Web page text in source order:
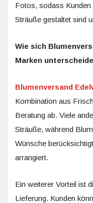
Fotos, sodass Kunden
Sträuße gestaltet sind
Wie sich
Marken
Blumenversand
Kombination aus
Beratung ab. Viele
Sträuße, während
Wünsche
arrangiert.
Ein weiterer Vorteil ist
Lieferung. Kunden